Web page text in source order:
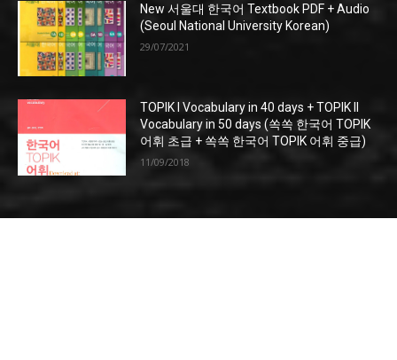
New 서울대 한국어 Textbook PDF + Audio
(Seoul National University Korean)
29/07/2021
TOPIK I Vocabulary in 40 days + TOPIK II
Vocabulary in 50 days (쏙쏙 한국어 TOPIK
어휘 초급 + 쏙쏙 한국어 TOPIK 어휘 중급)
11/09/2018